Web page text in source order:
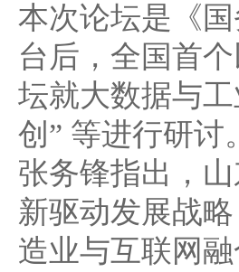
本次论坛是《
台后，全国首
坛就大数据与
创” 等进行研讨。
张务锋指出，
新驱动发展战
造业与互联网